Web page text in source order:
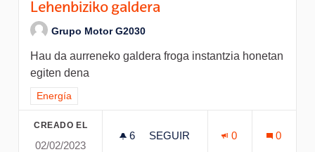
Lehenbiziko galdera
Grupo Motor G2030
Hau da aurreneko galdera froga instantzia honetan
egiten dena
Resultados al filtrar por el tema: Energía
Energía
CREADO EL
02/02/2023
6 6 SEGUIDORAS
SEGUIR
0 0